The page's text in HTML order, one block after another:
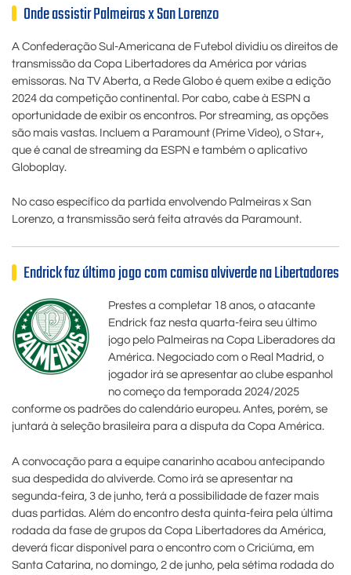
Onde assistir Palmeiras x San Lorenzo
A Confederação Sul-Americana de Futebol dividiu os direitos de
transmissão da Copa Libertadores da América por várias
emissoras. Na TV Aberta, a Rede Globo é quem exibe a edição
2024 da competição continental. Por cabo, cabe à ESPN a
oportunidade de exibir os encontros. Por streaming, as opções
são mais vastas. Incluem a Paramount (Prime Video), o Star+,
que é canal de streaming da ESPN e também o aplicativo
Globoplay.
No caso específico da partida envolvendo Palmeiras x San
Lorenzo, a transmissão será feita através da Paramount.
Endrick faz último jogo com camisa alviverde na Libertadores
Prestes a completar 18 anos, o atacante
Endrick faz nesta quarta-feira seu último
jogo pelo Palmeiras na Copa Liberadores da
América. Negociado com o Real Madrid, o
jogador irá se apresentar ao clube espanhol
no começo da temporada 2024/2025
conforme os padrões do calendário europeu. Antes, porém, se
juntará à seleção brasileira para a disputa da Copa América.
A convocação para a equipe canarinho acabou antecipando
sua despedida do alviverde. Como irá se apresentar na
segunda-feira, 3 de junho, terá a possibilidade de fazer mais
duas partidas. Além do encontro desta quinta-feira pela última
rodada da fase de grupos da Copa Libertadores da América,
deverá ficar disponível para o encontro com o Criciúma, em
Santa Catarina, no domingo, 2 de junho, pela sétima rodada do